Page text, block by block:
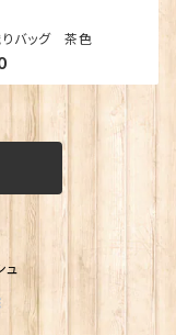
バッグ 茶色
ュ